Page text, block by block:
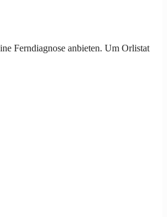
Ferndiagnose anbieten. Um Orlistat